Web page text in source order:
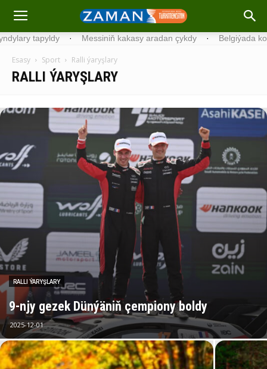
· Messiniň kakasy aradan çykdy · Belgiýada kondisionerleriň
Esasy Sport Ralli ýaryşlary
RALLI ÝARYŞLARY
RALLI ÝARYŞLARY
9-njy gezek Dünýäniň çempiony boldy
2025-12-01